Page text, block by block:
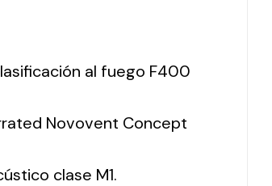
al fuego F400
Novovent Concept
clase M1.